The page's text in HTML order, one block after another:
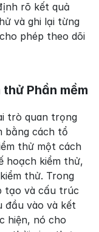
rõ kết quả
và ghi lại từng
phép theo dõi
Phần mềm
trò quan trọng
bằng cách tổ
thử một cách
hoạch kiểm thử,
thử. Trong
tạo và cấu trúc
đầu vào và kết
hiện, nó cho